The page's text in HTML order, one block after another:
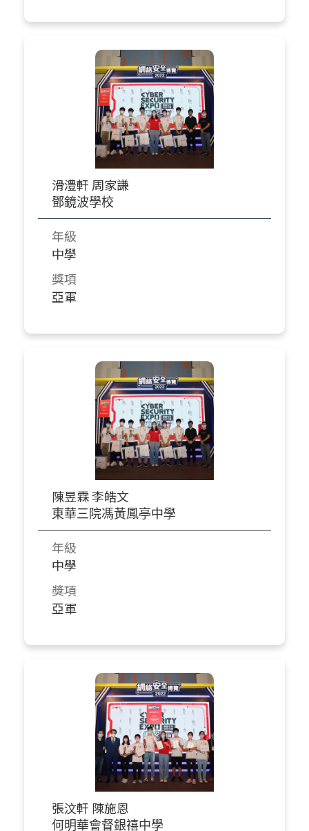
滑澧軒 周家謙
鄧鏡波學校
年級
中學
獎項
亞軍
陳昱霖 李皓文
東華三院馮黃鳳亭中學
年級
中學
獎項
亞軍
張汶軒 陳施恩
何明華會督銀禧中學